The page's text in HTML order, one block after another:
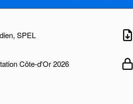
SPEL
Côte-d'Or 2026